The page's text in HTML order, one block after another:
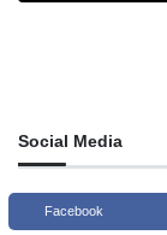
Social Media
Facebook